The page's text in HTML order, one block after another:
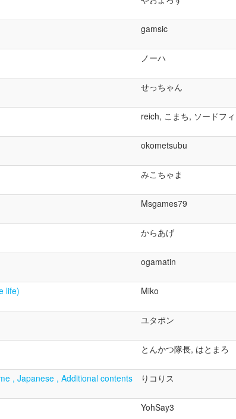
gamsic
ノーハ
せっちゃん
reich, こまち, ソードフ
okometsubu
みこちゃま
Msgames79
からあげ
ogamatin
life) Miko
ユタポン
とんかつ隊長, はとまろ
, Japanese , Additional contents りコりス
YohSay3